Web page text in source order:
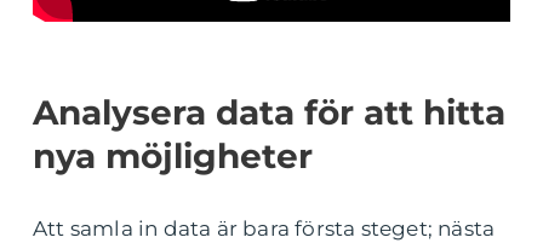
Analysera data för att hitta
nya möjligheter
Att samla in data är bara första steget; nästa